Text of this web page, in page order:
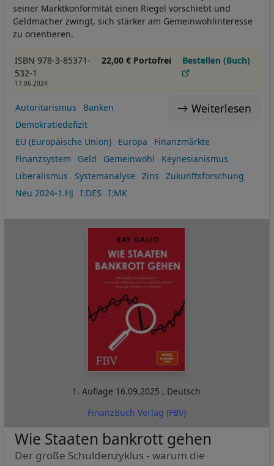
seiner Marktkonformität einen Riegel vorschiebt und
Geldmacher zwingt, sich stärker am Gemeinwohlinteresse
zu orientieren.
ISBN 978-3-85371-
532-1
17.06.2024
22,00 € Portofrei Bestellen (Buch)
Weiterlesen
Autoritarismus
Banken
Demokratiedefizit
EU (Europäische Union)
Europa
Finanzmärkte
Finanzsystem
Geld Gemeinwohl
Keynesianismus
Liberalismus
Systemanalyse Zins
Zukunftsforschung
Neu 2024-1.HJ
I:DES I:MK
1. Auflage 16.09.2025 , Deutsch
FinanzBuch Verlag (FBV)
Wie Staaten bankrott gehen
Der große Schuldenzyklus - warum die